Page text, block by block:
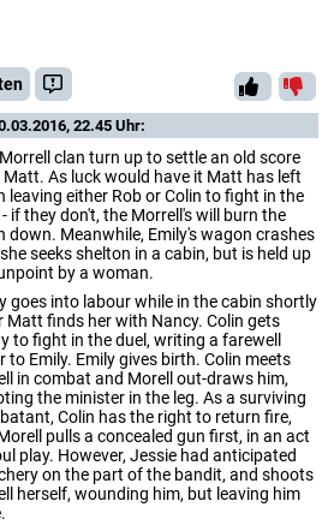
22.45 Uhr:
clan turn up to settle an old score
As luck would have it Matt has left
leaving either Rob or Colin to fight in the
if they don't, the Morrell's will burn the
down. Meanwhile, Emily's wagon crashes
seeks shelton in a cabin, but is held up
by a woman.
goes into labour while in the cabin shortly
Matt finds her with Nancy. Colin gets
to fight in the duel, writing a farewell
to Emily. Emily gives birth. Colin meets
in combat and Morell out-draws him,
the minister in the leg. As a surviving
Colin has the right to return fire,
pulls a concealed gun first, in an act
play. However, Jessie had anticipated
on the part of the bandit, and shoots
herself, wounding him, but leaving him